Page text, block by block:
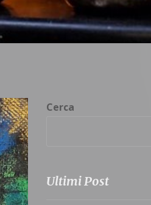
Cerca
Ultimi Post